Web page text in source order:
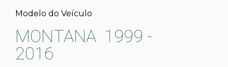
Modelo do Veículo
MONTANA 1999 -
2016